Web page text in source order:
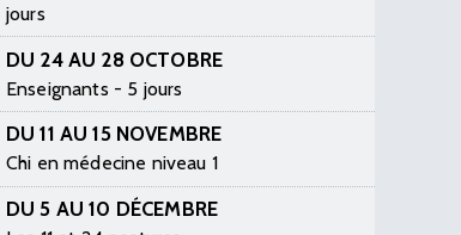
jours
DU 24 AU 28 OCTOBRE
Enseignants - 5 jours
DU 11 AU 15 NOVEMBRE
Chi en médecine niveau 1
DU 5 AU 10 DÉCEMBRE